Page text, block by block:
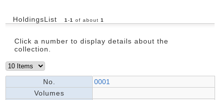
HoldingsList 1 -1 of about 1
Click a number to display details about the
collection.
No.
0001
Volumes